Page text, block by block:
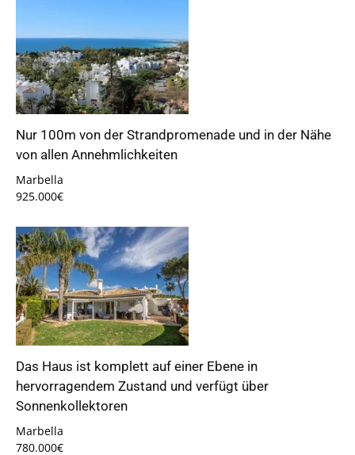
Nur 100m von der Strandpromenade und in der Nähe
von allen Annehmlichkeiten
Marbella
925.000€
Das Haus ist komplett auf einer Ebene in
hervorragendem Zustand und verfügt über
Sonnenkollektoren
Marbella
780.000€